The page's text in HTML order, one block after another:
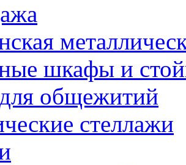
шкафы и
общежитий
стеллажи